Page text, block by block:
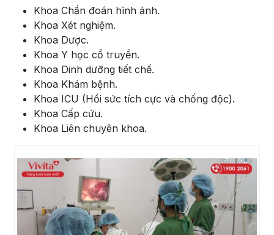
Khoa Chẩn đoán hình ảnh.
Khoa Xét nghiệm.
Khoa Dược.
Khoa Y học cổ truyền.
Khoa Dinh dưỡng tiết chế.
Khoa Khám bệnh.
Khoa ICU (Hồi sức tích cực và chống độc).
Khoa Cấp cứu.
Khoa Liên chuyên khoa.